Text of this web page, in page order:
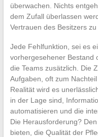
überwachen. Nichts
dem Zufall überlassen
Vertrauen des Besitzers zu
Jede Fehlfunktion, sei es
vorhergesehener Bestand
die Teams zusätzlich. Die
Aufgaben, oft zum
Realität wird es
in der Lage sind,
automatisieren und die
Die Herausforderung?
bieten, die Qualität der